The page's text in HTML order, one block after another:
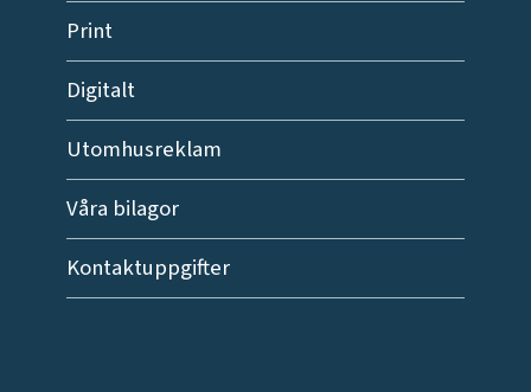
Print
Digitalt
Utomhusreklam
Våra bilagor
Kontaktuppgifter